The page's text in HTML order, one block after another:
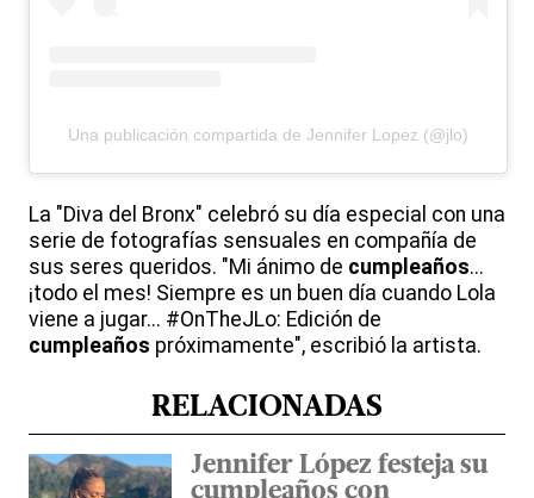
Una publicación compartida de Jennifer Lopez (@jlo)
La "Diva del Bronx" celebró su día especial con una
serie de fotografías sensuales en compañía de
sus seres queridos. "Mi ánimo de cumpleaños...
¡todo el mes! Siempre es un buen día cuando Lola
viene a jugar... #OnTheJLo: Edición de
cumpleaños próximamente", escribió la artista.
RELACIONADAS
Jennifer López festeja su
cumpleaños con